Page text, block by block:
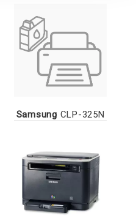
Samsung CLP-325N